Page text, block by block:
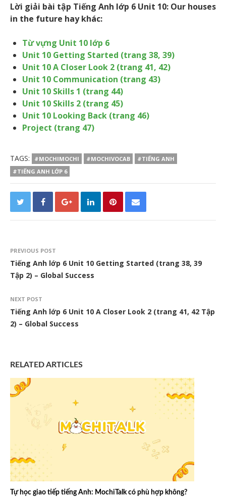
Lời giải bài tập Tiếng Anh lớp 6 Unit 10: Our houses
in the future hay khác:
Từ vựng Unit 10 lớp 6
Unit 10 Getting Started (trang 38, 39)
Unit 10 A Closer Look 2 (trang 41, 42)
Unit 10 Communication (trang 43)
Unit 10 Skills 1 (trang 44)
Unit 10 Skills 2 (trang 45)
Unit 10 Looking Back (trang 46)
Project (trang 47)
TAGS: #MOCHIMOCHI #MOCHIVOCAB
#TIẾNG ANH
#TIẾNG ANH LỚP 6
PREVIOUS POST
Tiếng Anh lớp 6 Unit 10 Getting Started (trang 38, 39
Tập 2) – Global Success
NEXT POST
Tiếng Anh lớp 6 Unit 10 A Closer Look 2 (trang 41, 42 Tập
2) – Global Success
RELATED ARTICLES
Tự học giao tiếp tiếng Anh: MochiTalk có phù hợp không?